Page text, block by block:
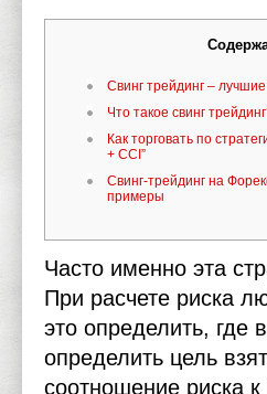
Свинг трейдинг –
Что такое свинг
Как торговать по
+ CCI”
Свинг-трейдинг на
примеры
Часто именно эта
При расчете риска
это определить, где
определить цель
соотношение риска